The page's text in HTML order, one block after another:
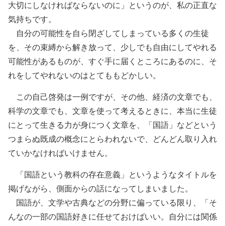
大切にしなければならないのに」というのが、私の正直な
気持ちです。
自分の可能性を自ら閉ざしてしまっている多くの生徒
を、その束縛から解き放って、少しでも自由にしてやれる
可能性があるものが、すぐ手に届くところにあるのに、そ
れをしてやれないのはとてももどかしい。
この自己啓発は一例ですが、その他、経済の文章でも、
科学の文章でも、文章を使って考えるときに、本当に生徒
にとって生きる力が身につく文章を、「国語」などという
つまらぬ既成の概念にとらわれないで、どんどん取り入れ
ていかなければいけません。
「国語という教科の存在意義」というようなタイトルを
掲げながら、側面からの話になってしまいました。
国語が、文学や古典などの分野に偏っている限り、「そ
んなの一部の国語好きに任せておけばいい。自分には関係